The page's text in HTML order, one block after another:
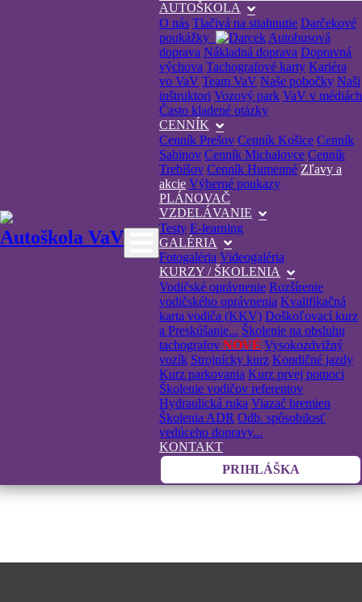
Autoškola VaV
AUTOŠKOLA
O nás Tlačivá na stiahnutie Darčekové
poukážky
Autobusová
doprava Nákladná doprava Dopravná
výchova Tachografové karty Kariéra
vo VaV Team VaV Naše pobočky Naši
inštruktori Vozový park VaV v médiách
Často kladené otázky
CENNÍK
Cenník Prešov Cenník Košice Cenník
Sabinov Cenník Michalovce Cenník
Trebišov Cenník Humenné Zľavy a
akcie Výherné poukazy
PLÁNOVAČ
VZDELÁVANIE
Testy E-learning
GALÉRIA
Fotogaléria Videogaléria
KURZY / ŠKOLENIA
Vodičské oprávnenie Rozšírenie
vodičského oprávnenia Kvalifikačná
karta vodiča (KKV) Doškoľovací kurz
a Preskúšanie... Školenie na obsluhu
tachografov NOVÉ Vysokozdvižný
vozík Strojnícky kurz Kondičné jazdy
Kurz parkovania Kurz prvej pomoci
Školenie vodičov referentov
Hydraulická ruka Viazač bremien
Školenia ADR Odb. spôsobilosť
vedúceho dopravy...
KONTAKT
PRIHLÁŠKA